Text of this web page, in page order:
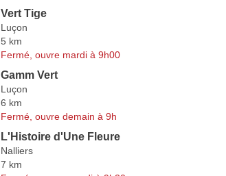
Vert Tige
Luçon
5 km
Fermé, ouvre mardi à 9h00
Gamm Vert
Luçon
6 km
Fermé, ouvre demain à 9h
L'Histoire d'Une Fleure
Nalliers
7 km